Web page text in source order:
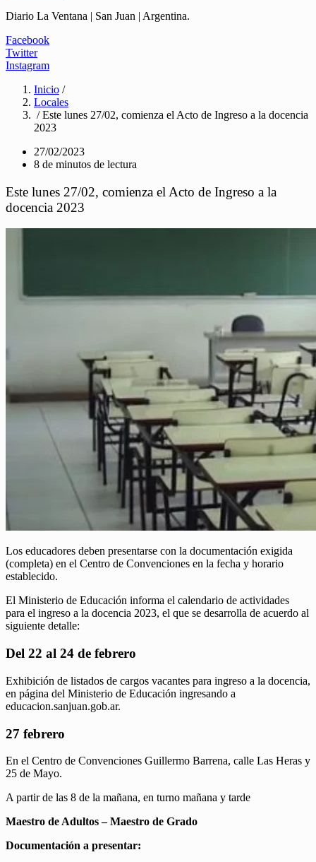
Diario La Ventana | San Juan | Argentina.
Facebook
Twitter
Instagram
Inicio /
Locales
/ Este lunes 27/02, comienza el Acto de Ingreso a la docencia
2023
27/02/2023
8 de minutos de lectura
Este lunes 27/02, comienza el Acto de Ingreso a la
docencia 2023
Los educadores deben presentarse con la documentación exigida
(completa) en el Centro de Convenciones en la fecha y horario
establecido.
El Ministerio de Educación informa el calendario de actividades
para el ingreso a la docencia 2023, el que se desarrolla de acuerdo al
siguiente detalle:
Del 22 al 24 de febrero
Exhibición de listados de cargos vacantes para ingreso a la docencia,
en página del Ministerio de Educación ingresando a
educacion.sanjuan.gob.ar.
27 febrero
En el Centro de Convenciones Guillermo Barrena, calle Las Heras y
25 de Mayo.
A partir de las 8 de la mañana, en turno mañana y tarde
Maestro de Adultos – Maestro de Grado
Documentación a presentar: